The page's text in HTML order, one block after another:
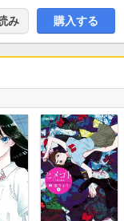
み 購入する